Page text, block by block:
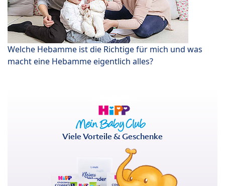
Welche Hebamme ist die Richtige für mich und was
macht eine Hebamme eigentlich alles?
Viele Vorteile & Geschenke